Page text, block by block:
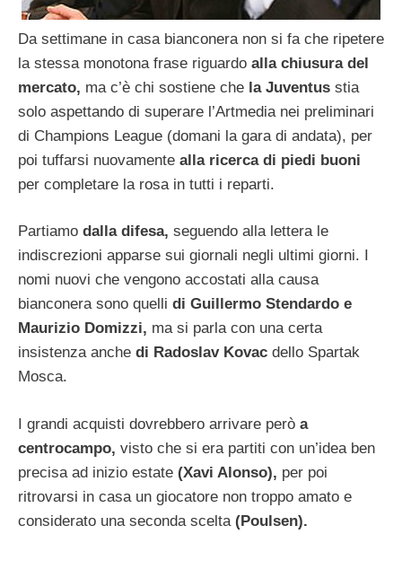
Da settimane in casa bianconera non si fa che ripetere
la stessa monotona frase riguardo alla chiusura del
mercato, ma c’è chi sostiene che la Juventus stia
solo aspettando di superare l’Artmedia nei preliminari
di Champions League (domani la gara di andata), per
poi tuffarsi nuovamente alla ricerca di piedi buoni
per completare la rosa in tutti i reparti.
Partiamo dalla difesa, seguendo alla lettera le
indiscrezioni apparse sui giornali negli ultimi giorni. I
nomi nuovi che vengono accostati alla causa
bianconera sono quelli di Guillermo Stendardo e
Maurizio Domizzi, ma si parla con una certa
insistenza anche di Radoslav Kovac dello Spartak
Mosca.
I grandi acquisti dovrebbero arrivare però a
centrocampo, visto che si era partiti con un’idea ben
precisa ad inizio estate (Xavi Alonso), per poi
ritrovarsi in casa un giocatore non troppo amato e
considerato una seconda scelta (Poulsen).